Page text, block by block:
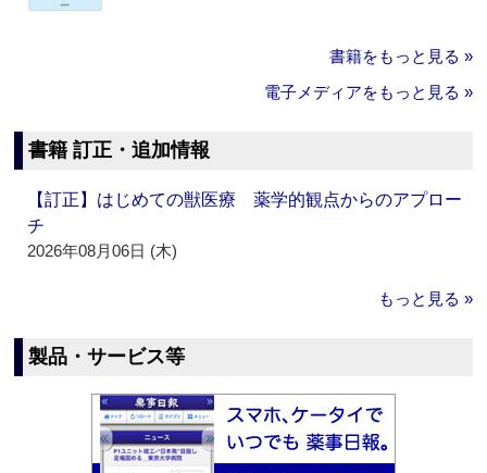
書籍をもっと見る »
電子メディアをもっと見る »
書籍 訂正・追加情報
【訂正】はじめての獣医療 薬学的観点からのアプロー
チ
2026年08月06日 (木)
もっと見る »
製品・サービス等